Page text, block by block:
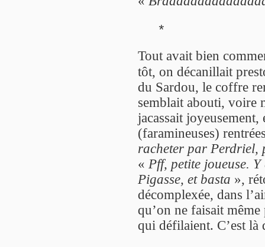
*
Tout avait bien
tôt, on décanillait
du Sardou, le coffre
semblait abouti, voire
jacassait
(faramineuses)
racheter par Perdriel,
« Pff, petite joueuse.
Pigasse, et basta »,
décomplexée, dans
qu’on ne faisait
qui défilaient. C’est là